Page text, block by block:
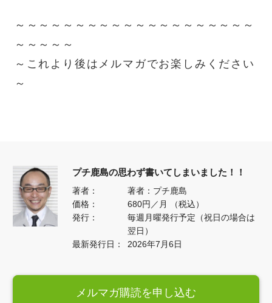
～～～～～～～～～～～～～～～～～～～～
～～～～～
～これより後はメルマガでお楽しみください
～
プチ鹿島の思わず書いてしまいました！！
著者：
著者：プチ鹿島
価格：
680円／月 （税込）
発行：
毎週月曜発行予定（祝日の場合は
翌日）
最新発行日：
2026年7月6日
メルマガ購読を申し込む